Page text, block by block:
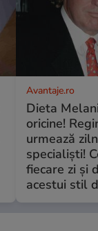
Avantaje.ro
Dieta
oricine!
urmează
specialiști!
fiecare zi și
acestui stil